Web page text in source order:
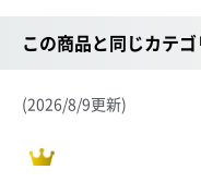
この商品と同じカテ
(2026/8/9更新)